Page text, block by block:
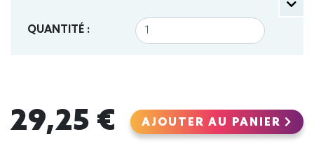
QUANTITÉ :
29,25 € AJOUTER AU PANIER